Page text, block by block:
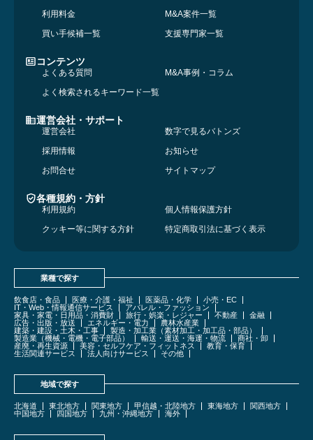
利用料金
M&A案件一覧
買い手候補一覧
支援専門家一覧
コンテンツ
よくある質問
M&A事例・コラム
よく検索されるキーワード一覧
運営会社・サポート
運営会社
数字で見るバトンズ
採用情報
お知らせ
お問合せ
サイトマップ
各種規約・方針
利用規約
個人情報保護方針
クッキー等に関する方針
特定商取引法に基づく表示
業種で探す
飲食店・食品 医療・介護・福祉 医薬品・化学
小売・EC
IT・Web・情報通信サービス
アパレル・ファッション
家具・家電・日用品・消費財
旅行・娯楽・レジャー 不動産
金融
広告・出版・放送
エネルギー・電力
農林水産業
建築・建設・土木・工事
製造・加工業（素材加工・加工品・部品）
製造業（機械・電機・電子部品）
輸送・運送・海運・物流
商社・卸
産廃・再生資源
美容・セルフケア・フィットネス
教育・保育
生活関連サービス
法人向けサービス その他
地域で探す
北海道 東北地方 関東地方 甲信越・北陸地方 東海地方
関西地方
中国地方
四国地方 九州・沖縄地方 海外